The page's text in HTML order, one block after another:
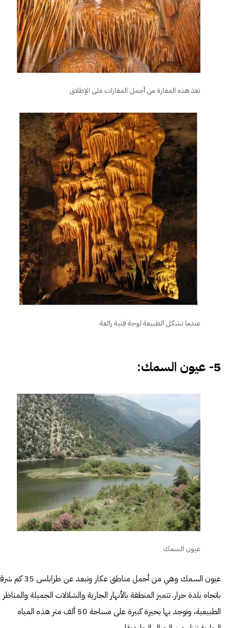
تعد هذه المغارة من أجمل المغارات على الإطلاق
عندما تشكل الطبيعة لوحة فنية رائعة
5- عيون السمك:
عيون السمك
عيون السمك
وهي من أجمل مناطق عكار وتبعد عن طرابلس
باتجاه بلدة حرار. تتميز المنطقة بالأنهار الجارية والشلالات الجميلة والمناظر
الطبيعية، وتوجد بها بحيرة كبيرة على مساحة 50 ألف متر هذه المياه